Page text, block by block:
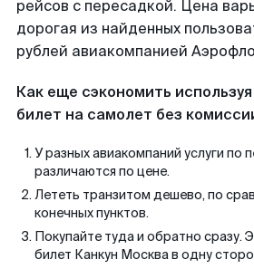
рейсов с пересадкой. Цена
дорогая из найденных
рублей авиакомпанией
Как еще сэкономить
билет на самолет без
У разных авиакомпаний услуги по
различаются по цене.
Лететь транзитом дешево, по
конечных пунктов.
Покупайте туда и обратно сразу.
билет Канкун Москва в одну